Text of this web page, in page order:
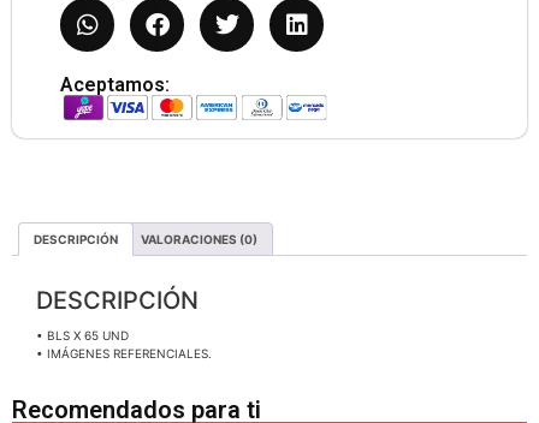
Aceptamos:
DESCRIPCIÓN VALORACIONES (0)
DESCRIPCIÓN
• BLS X 65 UND
• IMÁGENES REFERENCIALES.
Recomendados para ti